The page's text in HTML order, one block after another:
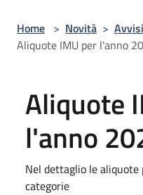
Home > Novità > Avvisi
Aliquote IMU per l'anno
Aliquote
l'anno
Nel dettaglio le
categorie